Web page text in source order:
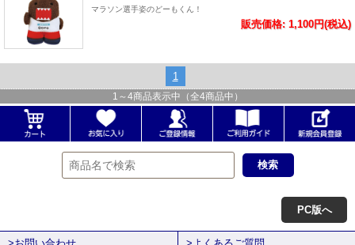
マラソン選手姿のどーもくん！
販売価格: 1,100円(税込)
1
1 ～ 4商品表示中（全4商品中）
PC版へ